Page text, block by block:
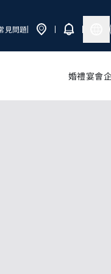
見問題
婚禮宴會